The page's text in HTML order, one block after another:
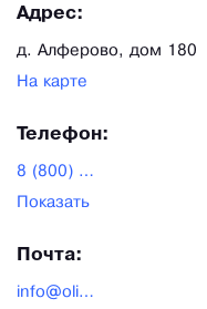
Адрес:
д. Алферово, дом 180
На карте
Телефон:
8 (800) 777-05-24
Показать
Почта:
info@olimpciti.ru